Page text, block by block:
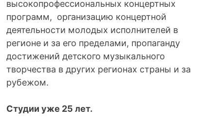
высокопрофессиональных концертных
программ, организацию концертной
деятельности молодых исполнителей в
регионе и за его пределами, пропаганду
достижений детского музыкального
творчества в других регионах страны и за
рубежом.
Студии уже 25 лет.